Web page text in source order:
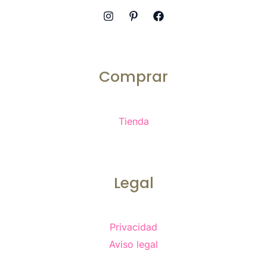
Comprar
Tienda
Legal
Privacidad
Aviso legal